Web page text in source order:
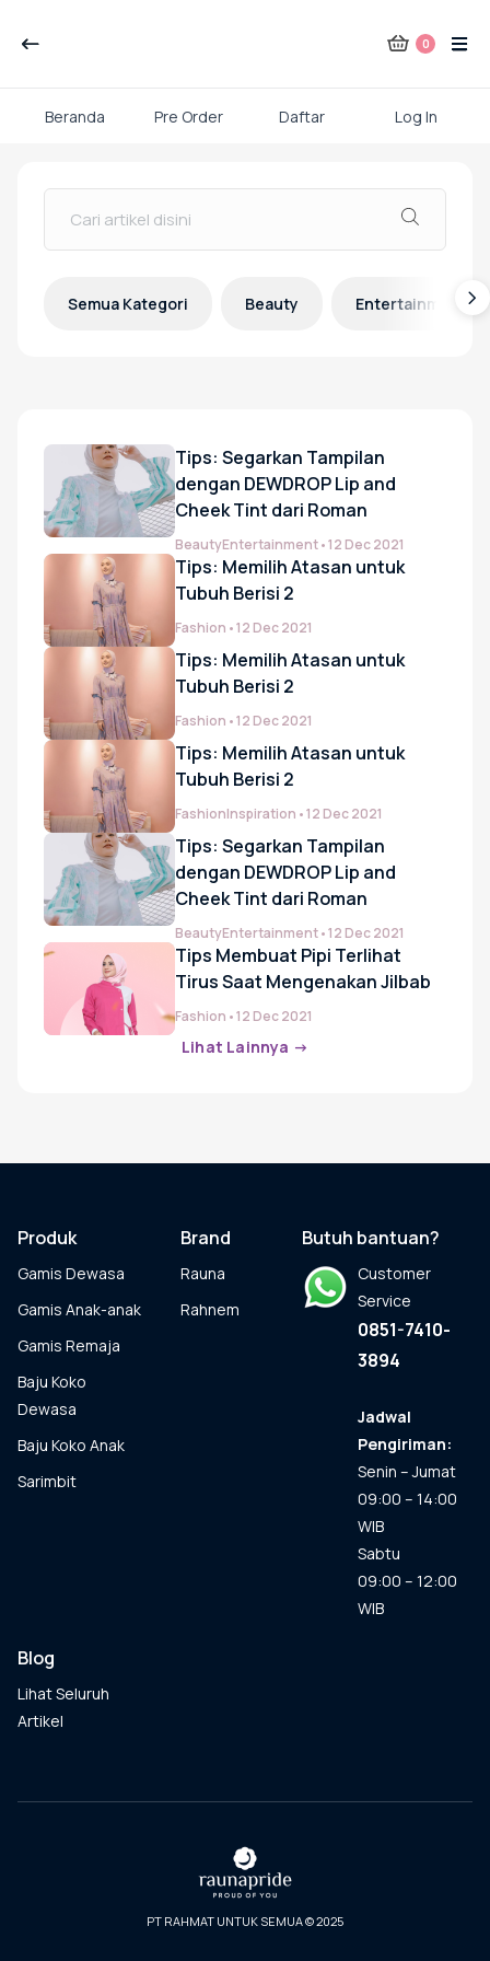
0
Beranda Pre Order Daftar Log In
Atasan
Kaos kaki
Gamis Anak-anak
Baju Koko Anak
Gamis Remaja
Hijab
Sarimbit
Tunik
Semua Kategori Beauty Entertainment
Next
Tips: Segarkan Tampilan
dengan DEWDROP Lip and
Cheek Tint dari Roman
BeautyEntertainment•12 Dec 2021
Tips: Memilih Atasan untuk
Tubuh Berisi 2
Fashion •12 Dec 2021
Tips: Memilih Atasan untuk
Tubuh Berisi 2
Fashion •12 Dec 2021
Tips: Memilih Atasan untuk
Tubuh Berisi 2
FashionInspiration •12 Dec 2021
Tips: Segarkan Tampilan
dengan DEWDROP Lip and
Cheek Tint dari Roman
BeautyEntertainment•12 Dec 2021
Tips Membuat Pipi Terlihat
Tirus Saat Mengenakan Jilbab
Fashion •12 Dec 2021
Lihat Lainnya ->
Produk
Gamis Dewasa
Gamis Anak-anak
Gamis Remaja
Baju Koko
Dewasa
Baju Koko Anak
Sarimbit
Brand
Rauna
Rahnem
Butuh bantuan?
Customer
Service
0851-7410-
3894
Jadwal
Pengiriman:
Senin – Jumat
09:00 – 14:00
WIB
Sabtu
09:00 – 12:00
WIB
Blog
Lihat Seluruh
Artikel
PT RAHMAT UNTUK SEMUA © 2025